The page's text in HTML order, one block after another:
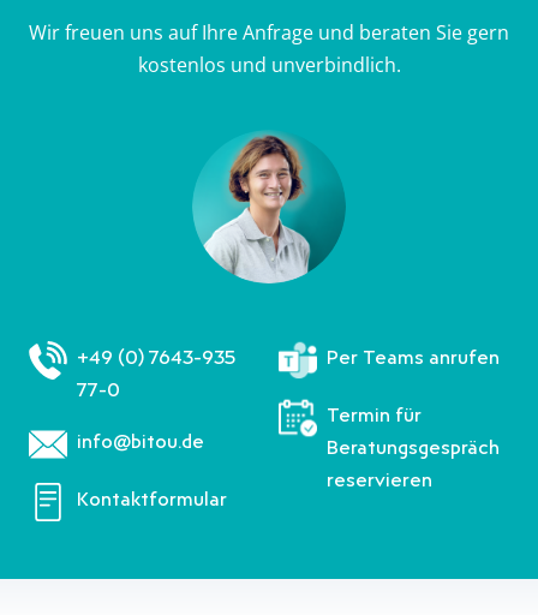
Wir freuen uns auf Ihre Anfrage und beraten Sie gern
kostenlos und unverbindlich.
+49 (0) 7643-935
77-0
info@bitou.de
Kontaktformular
Per Teams anrufen
Termin für
Beratungsgespräch
reservieren